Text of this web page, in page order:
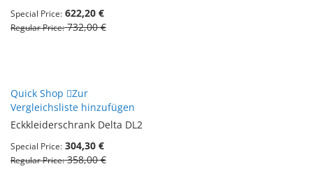
Special Price 622,20 €
Regular Price 732,00 €
Quick Shop
Zur
Vergleichsliste hinzufügen
Eckkleiderschrank Delta DL2
Special Price 304,30 €
Regular Price 358,00 €